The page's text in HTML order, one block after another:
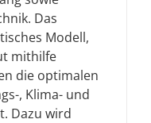
Das
Modell,
mithilfe
die optimalen
, Klima- und
Dazu wird